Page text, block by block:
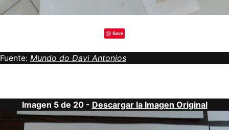
Save
Fuente: Mundo do Davi Antonios
Imagen 5 de 20 - Descargar la Imagen Original